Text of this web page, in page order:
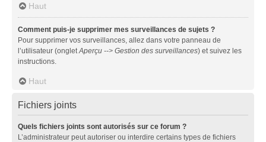
Haut
Comment puis-je supprimer mes surveillances de sujets ?
Pour supprimer vos surveillances, allez dans votre panneau de
l’utilisateur (ongletAperçu --> Gestion des surveillances) et suivez les
instructions.
Haut
Fichiers joints
Quels fichiers joints sont autorisés sur ce forum ?
L’administrateur peut autoriser ou interdire certains types de fichiers